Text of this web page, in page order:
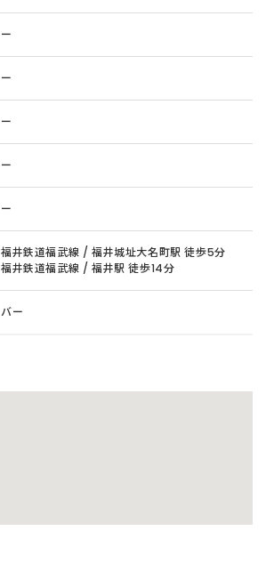
ー
ー
ー
ー
ー
福井鉄道福武線 / 福井城址大名町駅 徒歩5分
福井鉄道福武線 / 福井駅 徒歩14分
バー